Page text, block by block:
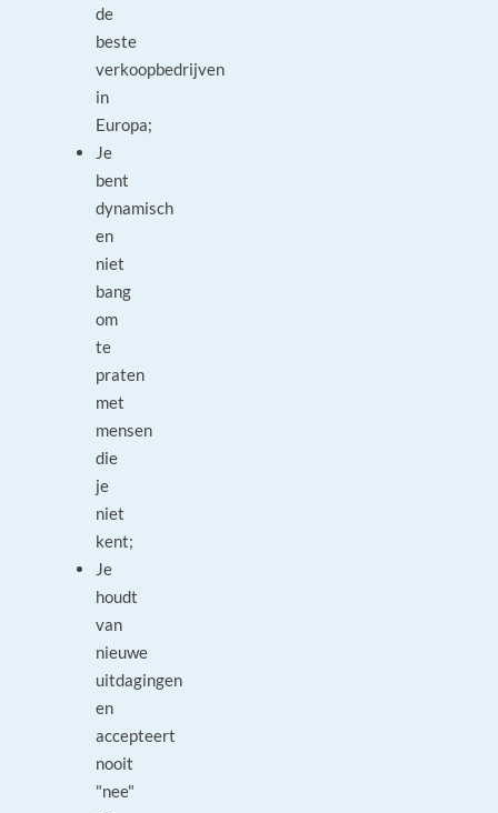
de
beste
verkoopbedrijven
in
Europa;
Je
bent
dynamisch
en
niet
bang
om
te
praten
met
mensen
die
je
niet
kent;
Je
houdt
van
nieuwe
uitdagingen
en
accepteert
nooit
"nee"